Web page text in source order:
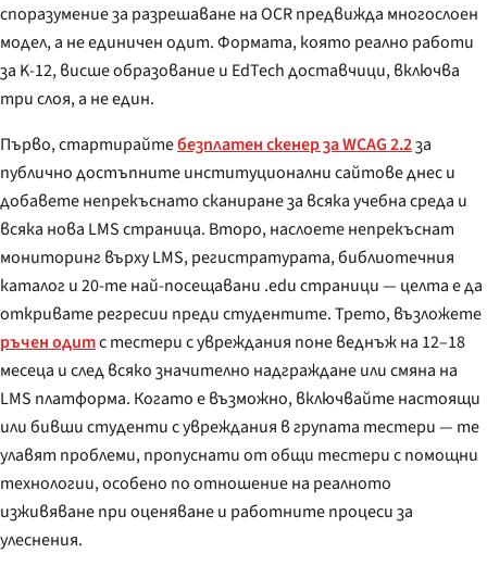
споразумение за разрешаване на OCR предвижда многослоен
модел, а не единичен одит. Формата, която реално работи
за K-12, висше образование и EdTech доставчици, включва
три слоя, а не един.
Първо, стартирайтебезплатен скенер за WCAG 2.2за
публично достъпните институционални сайтове днес и
добавете непрекъснато сканиране за всяка учебна среда и
всяка нова LMS страница. Второ, наслоете непрекъснат
мониторинг върху LMS, регистратурата, библиотечния
каталог и 20-те най-посещавани .edu страници — целта е да
откривате регресии преди студентите. Трето, възложете
ръчен одитс тестери с увреждания поне веднъж на 12–18
месеца и след всяко значително надграждане или смяна на
LMS платформа. Когато е възможно, включвайте настоящи
или бивши студенти с увреждания в групата тестери — те
улавят проблеми, пропуснати от общи тестери с помощни
технологии, особено по отношение на реалното
изживяване при оценяване и работните процеси за
улеснения.